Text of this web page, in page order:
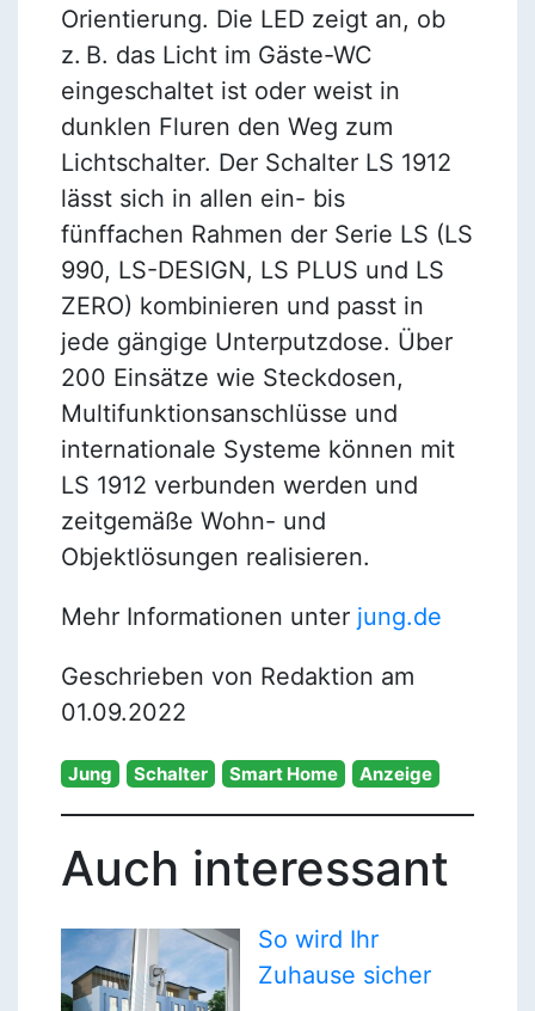
Orientierung. Die LED zeigt an, ob
z. B. das Licht im Gäste-WC
eingeschaltet ist oder weist in
dunklen Fluren den Weg zum
Lichtschalter. Der Schalter LS 1912
lässt sich in allen ein- bis
fünffachen Rahmen der Serie LS (LS
990, LS-DESIGN, LS PLUS und LS
ZERO) kombinieren und passt in
jede gängige Unterputzdose. Über
200 Einsätze wie Steckdosen,
Multifunktionsanschlüsse und
internationale Systeme können mit
LS 1912 verbunden werden und
zeitgemäße Wohn- und
Objektlösungen realisieren.
Mehr Informationen unter jung.de
Geschrieben von Redaktion am
01.09.2022
Jung Schalter Smart Home Anzeige
Auch interessant
So wird Ihr
Zuhause sicher